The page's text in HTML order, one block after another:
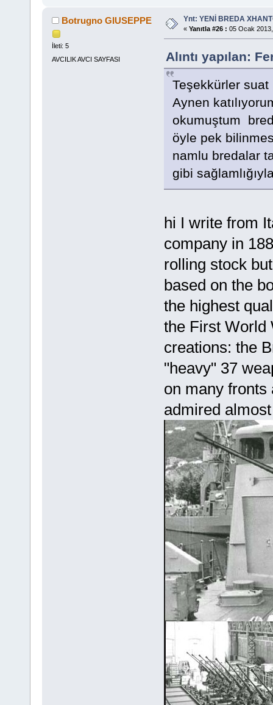
Botrugno GIUSEPPE
İleti: 5
AVCILIK AVCI SAYFASI
Ynt: YENİ BREDA
« Yanıtla #26 : 05 Ocak
Alıntı yapılan:
Teşekkürler suat
Aynen
okumuştum
öyle pek
namlu bredalar
gibi
hi I write from
company in
rolling stock
based on the
the highest
the First World
creations: the
"heavy" 37
on many fronts
admired